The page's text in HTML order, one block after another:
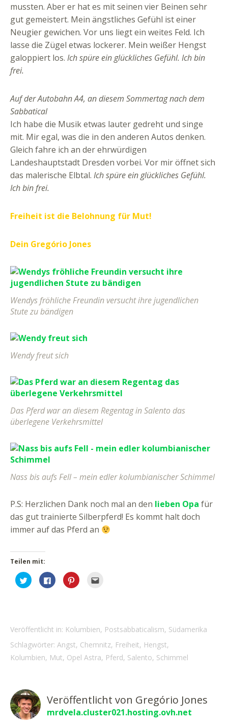
mussten. Aber er hat es mit seinen vier Beinen sehr
gut gemeistert. Mein ängstliches Gefühl ist einer
Neugier gewichen. Vor uns liegt ein weites Feld. Ich
lasse die Zügel etwas lockerer. Mein weißer Hengst
galoppiert los. Ich spüre ein glückliches Gefühl. Ich bin
frei.
Auf der Autobahn A4, an diesem Sommertag nach dem
Sabbatical
Ich habe die Musik etwas lauter gedreht und singe
mit. Mir egal, was die in den anderen Autos denken.
Gleich fahre ich an der ehrwürdigen
Landeshauptstadt Dresden vorbei. Vor mir öffnet sich
das malerische Elbtal. Ich spüre ein glückliches Gefühl.
Ich bin frei.
Freiheit ist die Belohnung für Mut!
Dein Gregório Jones
Wendys fröhliche Freundin versucht ihre jugendlichen
Stute zu bändigen
Wendy freut sich
Das Pferd war an diesem Regentag in Salento das
überlegene Verkehrsmittel
Nass bis aufs Fell – mein edler kolumbianischer Schimmel
P.S: Herzlichen Dank noch mal an den lieben Opa für
das gut trainierte Silberpferd! Es kommt halt doch
immer auf das Pferd an
Teilen mit:
Klick,
um
neuem
Fenster
Klick,
um
neuem
Fenster
Klick,
um
neuem
Fenster
zu
senden
in
Fenster
geöffnet)
Veröffentlicht in: Kolumbien, Postsabbaticalism, Südamerika
Schlagwörter: Angst, Chemnitz, Freiheit, Hengst,
Kolumbien, Mut, Opel Astra, Pferd, Salento, Schimmel
Veröffentlicht von Gregório Jones
mrdvela.cluster021.hosting.ovh.net